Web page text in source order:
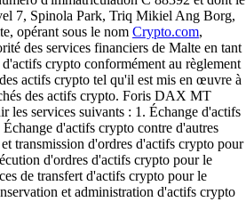
en France
à simplifier les paiements internationaux.
grâce à ce guide clair et accessible,
les cryptos.
en France
à simplifier les paiements internationaux.